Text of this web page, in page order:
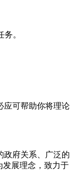
。
应可帮助你将理论
政府关系、广泛的
发展理念，致力于